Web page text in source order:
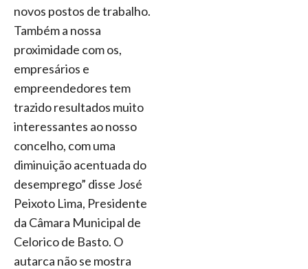
novos postos de trabalho.
Também a nossa
proximidade com os,
empresários e
empreendedores tem
trazido resultados muito
interessantes ao nosso
concelho, com uma
diminuição acentuada do
desemprego” disse José
Peixoto Lima, Presidente
da Câmara Municipal de
Celorico de Basto. O
autarca não se mostra